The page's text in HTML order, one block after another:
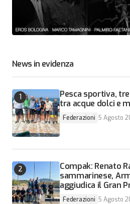
News in evidenza
Pesca sportiva,
tra acque dolci e
Federazioni 5 Agosto
Compak: Renato
sammarinese,
aggiudica il Gran
Federazioni 5 Agosto